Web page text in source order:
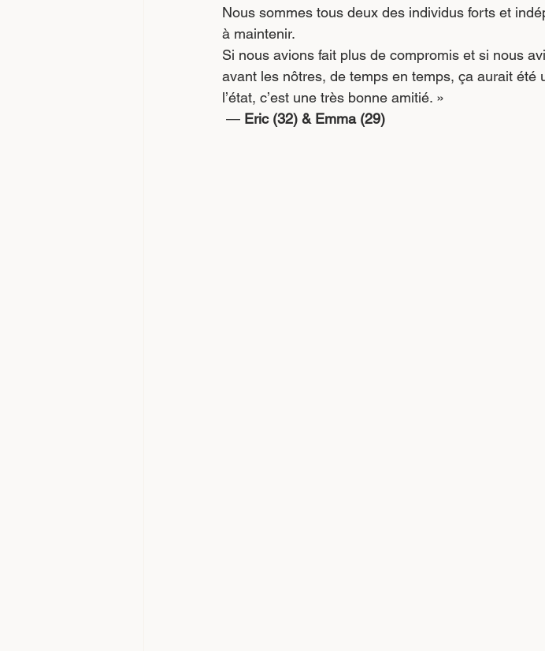
Nous sommes tous deux des individus forts et
à maintenir.
Si nous avions fait plus de compromis et si nous
avant les nôtres, de temps en temps, ça aurait été
l’état, c’est une très bonne amitié. »
— Eric (32) & Emma (29)